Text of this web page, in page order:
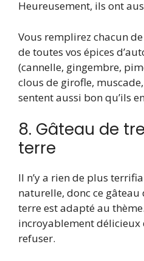
Heureusement, ils ont
Vous remplirez chacun
de toutes vos épices
(cannelle, gingembre,
clous de girofle,
sentent aussi bon qu’ils
8. Gâteau de
terre
Il n’y a rien de plus
naturelle, donc ce
terre est adapté au
incroyablement délicieux
refuser.